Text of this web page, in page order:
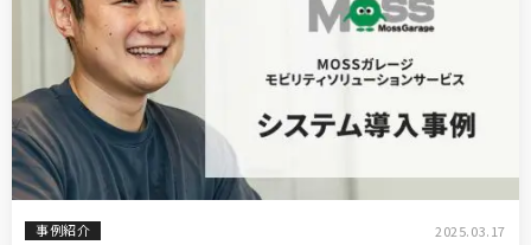
事例紹介
2025.03.17